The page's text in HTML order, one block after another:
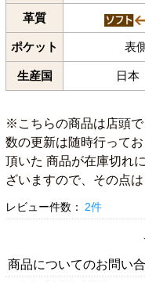
革質
ポケット 表
生産国 日本
※こちらの商品は店頭
数の更新は随時行って
頂いた 商品が在庫切れ
ざいますので、その点
レビュー件数： 2件
商品についてのお問い